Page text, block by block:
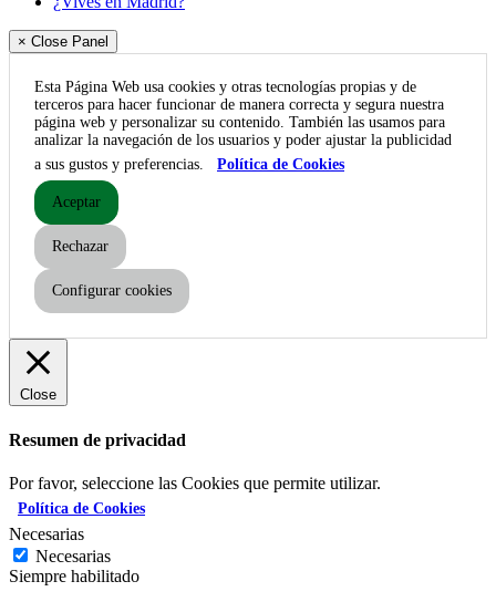
× Close Panel
Esta Página Web usa cookies y otras tecnologías propias y de
terceros para hacer funcionar de manera correcta y segura nuestra
página web y personalizar su contenido. También las usamos para
analizar la navegación de los usuarios y poder ajustar la publicidad
a sus gustos y preferencias.
Política de Cookies
Aceptar
Rechazar
Configurar cookies
Close
Resumen de privacidad
Por favor, seleccione las Cookies que permite utilizar.
Política de Cookies
Necesarias
Necesarias
Siempre habilitado